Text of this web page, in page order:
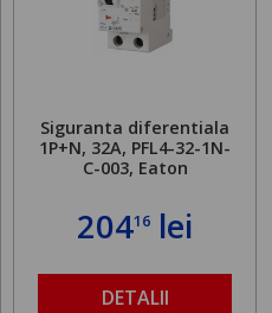
Siguranta diferentiala
1P+N, 32A, PFL4-32-1N-
C-003, Eaton
20416 lei
DETALII